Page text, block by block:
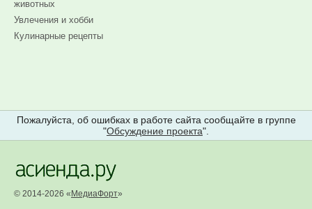
животных
Увлечения и хобби
Кулинарные рецепты
Пожалуйста, об ошибках в работе сайта сообщайте в группе
"Обсуждение проекта".
© 2014-2026 «МедиаФорт»